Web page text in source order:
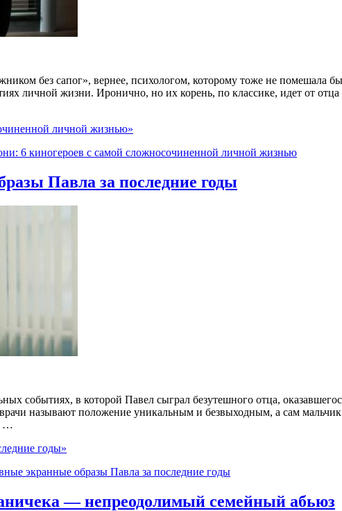
без сапог», вернее, психологом, которому тоже не помешала
личной жизни. Иронично, но их корень, по классике, идет от
личной жизнью»
6 киногероев с самой сложносочиненной личной жизнью
Павла за последние годы
событиях, в которой Павел сыграл безутешного отца,
называют положение уникальным и безвыходным, а сам
…
годы»
экранные образы Павла за последние годы
— непреодолимый семейный абьюз